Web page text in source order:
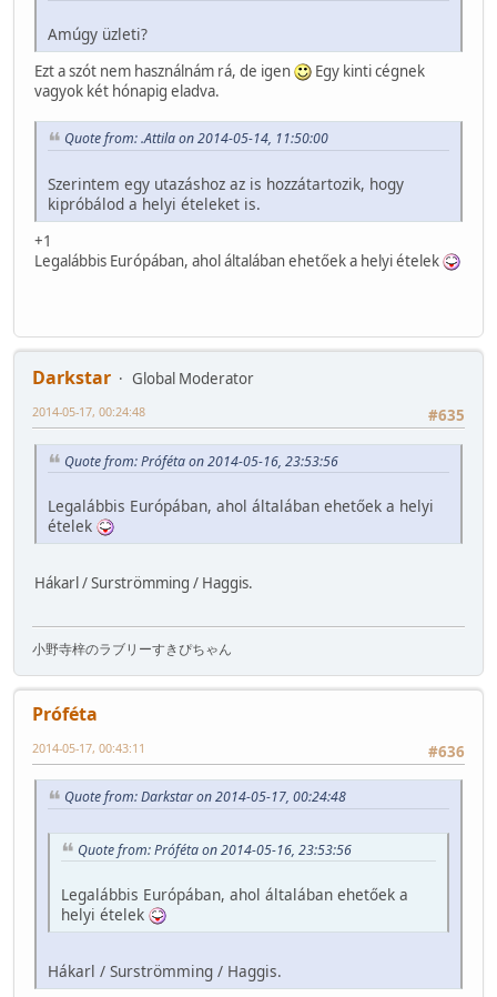
Amúgy üzleti?
Ezt a szót nem használnám rá, de igen
Egy kinti cégnek
vagyok két hónapig eladva.
Quote from: .Attila on 2014-05-14, 11:50:00
Szerintem egy utazáshoz az is hozzátartozik, hogy
kipróbálod a helyi ételeket is.
+1
Legalábbis Európában, ahol általában ehetőek a helyi ételek
Darkstar
Global Moderator
#635
2014-05-17, 00:24:48
Quote from: Próféta on 2014-05-16, 23:53:56
Legalábbis Európában, ahol általában ehetőek a helyi
ételek
Hákarl / Surströmming / Haggis.
小野寺梓のラブリーすきぴちゃん
Próféta
#636
2014-05-17, 00:43:11
Quote from: Darkstar on 2014-05-17, 00:24:48
Quote from: Próféta on 2014-05-16, 23:53:56
Legalábbis Európában, ahol általában ehetőek a
helyi ételek
Hákarl / Surströmming / Haggis.